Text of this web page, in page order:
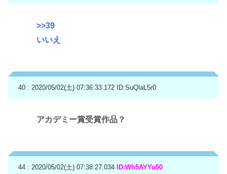
>>39
いいえ
40 : 2020/05/02(土) 07:36:33.172 ID:SuQlaL5r0
アカデミー賞受賞作品？
44 : 2020/05/02(土) 07:38:27.034 ID:Wh5AYYu50